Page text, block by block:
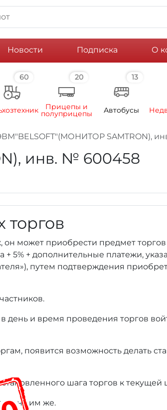
Новости Подписка О
60 20
Прицепы и
полуприцепы
13
Автобусы
SAMTRON),
инв. № 600458
он может приобрести предмет
+ 5% + дополнительные платежи,
путем подтверждения
день и время проведения торгов
появится возможность делать
шага торгов к текущей
им же.